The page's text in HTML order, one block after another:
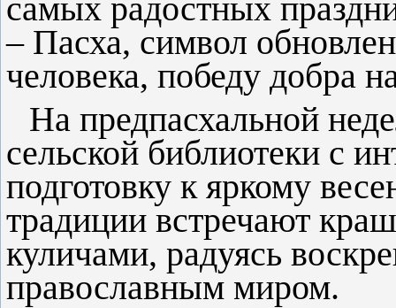
самых радостных
– Пасха, символ
человека, победу добра
На предпасхальной
сельской библиотеки с
подготовку к яркому
традиции встречают
куличами, радуясь
православным миром.